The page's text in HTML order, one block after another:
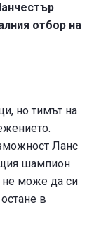
отбор на
но тимът на
Ланс
шампион
не може да си
в